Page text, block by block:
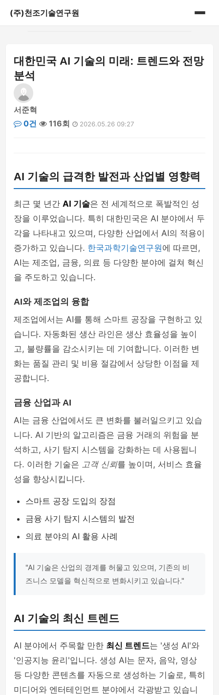
(주)천조기술연구원
게시판
대한민국 AI 기술의 미래: 트렌드와 전망
분석
서준혁
0건
116회 2026.05.26 09:27
AI 기술의 급격한 발전과 산업별 영향력
최근 몇 년간 AI 기술은 전 세계적으로 폭발적인 성
장을 이루었습니다. 특히 대한민국은 AI 분야에서 두
각을 나타내고 있으며, 다양한 산업에서 AI의 적용이
증가하고 있습니다. 한국과학기술연구원에 따르면,
AI는 제조업, 금융, 의료 등 다양한 분야에 걸쳐 혁신
을 주도하고 있습니다.
AI와 제조업의 융합
제조업에서는 AI를 통해 스마트 공장을 구현하고 있
습니다. 자동화된 생산 라인은 생산 효율성을 높이
고, 불량률을 감소시키는 데 기여합니다. 이러한 변
화는 품질 관리 및 비용 절감에서 상당한 이점을 제
공합니다.
금융 산업과 AI
AI는 금융 산업에서도 큰 변화를 불러일으키고 있습
니다. AI 기반의 알고리즘은 금융 거래의 위험을 분
석하고, 사기 탐지 시스템을 강화하는 데 사용됩니
다. 이러한 기술은 고객 신뢰를 높이며, 서비스 효율
성을 향상시킵니다.
스마트 공장 도입의 장점
금융 사기 탐지 시스템의 발전
의료 분야의 AI 활용 사례
"AI 기술은 산업의 경계를 허물고 있으며, 기존의 비
즈니스 모델을 혁신적으로 변화시키고 있습니다."
AI 기술의 최신 트렌드
AI 분야에서 주목할 만한 최신 트렌드는 '생성 AI'와
'인공지능 윤리'입니다. 생성 AI는 문자, 음악, 영상
등 다양한 콘텐츠를 자동으로 생성하는 기술로, 특히
미디어와 엔터테인먼트 분야에서 각광받고 있습니